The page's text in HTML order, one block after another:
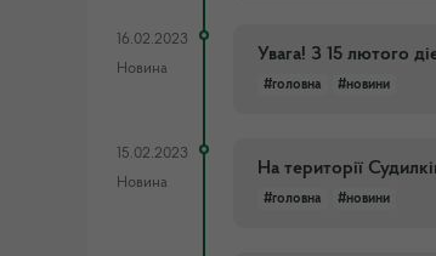
16.02.2023
Новина
Увага! З 15 лютого
#головна #новини
15.02.2023
Новина
На території
#головна #новини